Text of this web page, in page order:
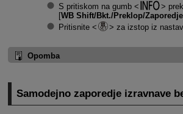
S pritiskom na gumb
[WB Shift/Bkt./Preklop/
Pritisnite
za izstop iz
Opomba
Samodejno zaporedje izravnave